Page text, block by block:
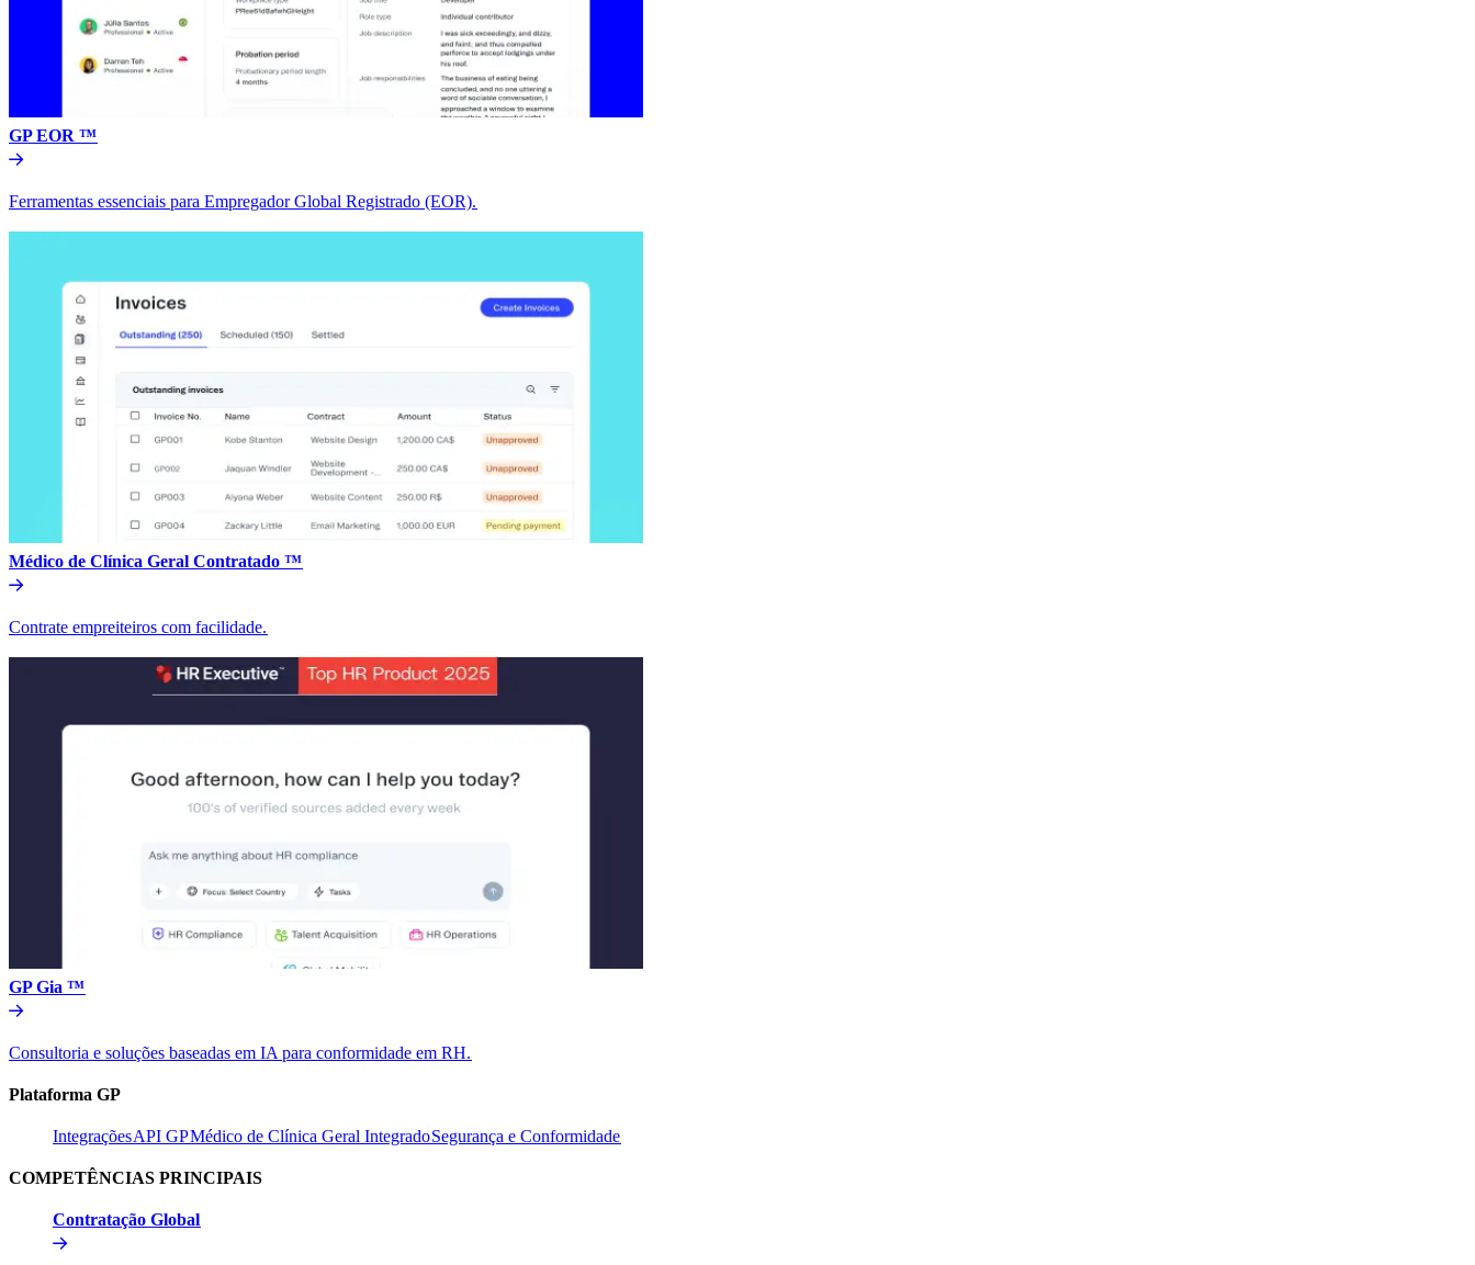
GP EOR ™​​
Ferramentas essenciais para Empregador Global Registrado (EOR).​​
Médico de Clínica Geral Contratado ™​​
Contrate empreiteiros com facilidade.​​
GP Gia ™​​
Consultoria e soluções baseadas em IA para conformidade em RH.​​
Plataforma GP​​
Integrações​​API GP​​Médico de Clínica Geral Integrado​​Segurança e Conformidade​​
COMPETÊNCIAS PRINCIPAIS​​
Contratação Global​​